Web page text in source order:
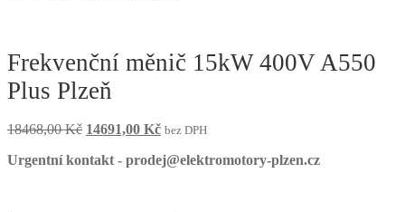
Frekvenční měnič 15kW 400V A550
Plus Plzeň
18468,00Kč Původní
byla:
14691,00 KčAktuální
je:
bez DPH
Urgentní kontakt - prodej@elektromotory-plzen.cz